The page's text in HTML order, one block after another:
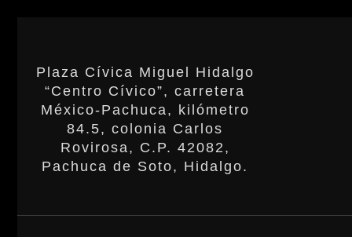
Plaza Cívica Miguel Hidalgo
“Centro Cívico”, carretera
México-Pachuca, kilómetro
84.5, colonia Carlos
Rovirosa, C.P. 42082,
Pachuca de Soto, Hidalgo.